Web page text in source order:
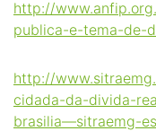
http://
publica-e-tema-de-
http://
cidada-da-divida-
brasilia—sitraemg-